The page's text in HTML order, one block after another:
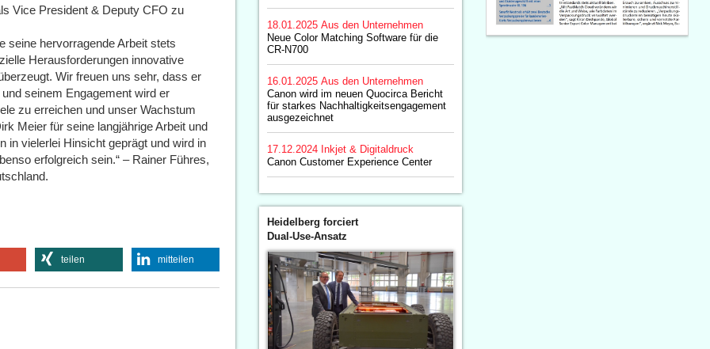
Vice President & Deputy CFO zu
seine hervorragende Arbeit stets
Herausforderungen innovative
Wir freuen uns sehr, dass er
seinem Engagement wird er
zu erreichen und unser Wachstum
Meier für seine langjährige Arbeit und
in vielerlei Hinsicht geprägt und wird in
erfolgreich sein.“ – Rainer Führes,
teilen mitteilen
18.01.2025 Aus den Unternehmen
Neue Color Matching Software für die
CR-N700
16.01.2025 Aus den Unternehmen
Canon wird im neuen Quocirca Bericht
für starkes Nachhaltigkeitsengagement
ausgezeichnet
17.12.2024 Inkjet & Digitaldruck
Canon Customer Experience Center
Heidelberg forciert
Dual-Use-Ansatz